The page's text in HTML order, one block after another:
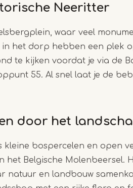
of
Neeritter
waar veel
het dorp hebben een plek
te kijken voordat je via de
55. Al snel laat je de
door het
kleine bospercelen en open
het Belgische Molenbeersel.
natuur en landbouw